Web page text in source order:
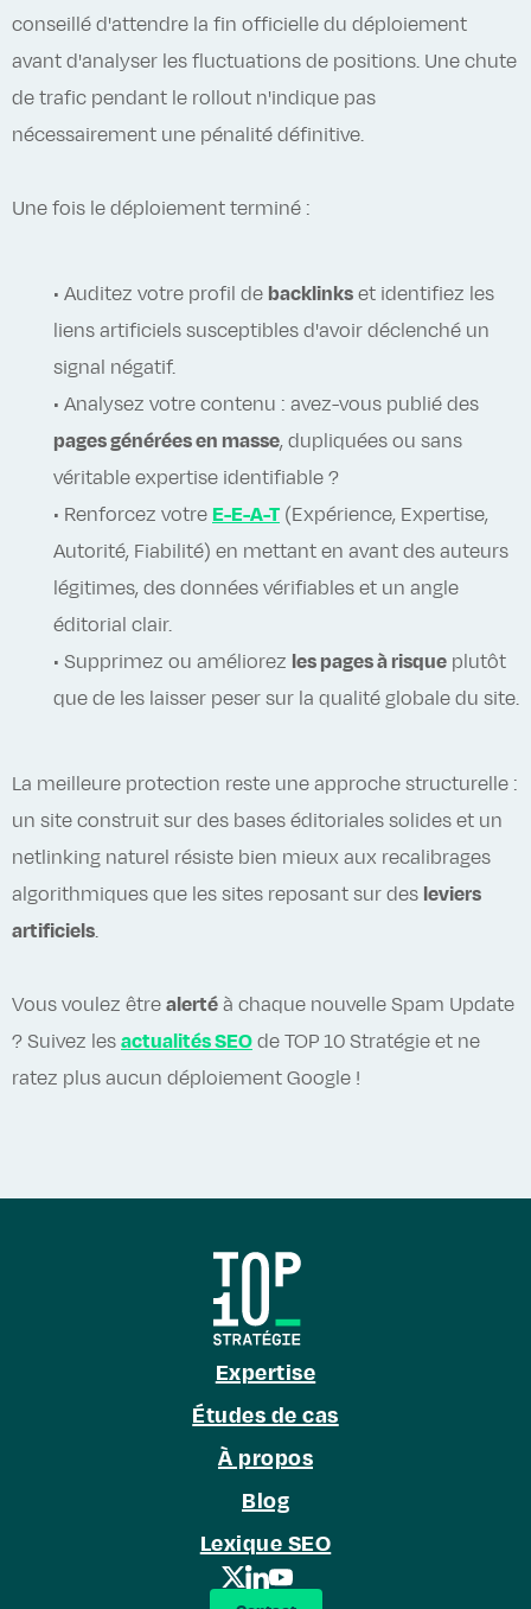
conseillé d'attendre la fin officielle du déploiement
avant d'analyser les fluctuations de positions. Une chute
de trafic pendant le rollout n'indique pas
nécessairement une pénalité définitive.
Une fois le déploiement terminé :
• Auditez votre profil de backlinks et identifiez les
liens artificiels susceptibles d'avoir déclenché un
signal négatif.
• Analysez votre contenu : avez-vous publié des
pages générées en masse, dupliquées ou sans
véritable expertise identifiable ?
• Renforcez votre E-E-A-T (Expérience, Expertise,
Autorité, Fiabilité) en mettant en avant des auteurs
légitimes, des données vérifiables et un angle
éditorial clair.
• Supprimez ou améliorez les pages à risque plutôt
que de les laisser peser sur la qualité globale du site.
La meilleure protection reste une approche structurelle :
un site construit sur des bases éditoriales solides et un
netlinking naturel résiste bien mieux aux recalibrages
algorithmiques que les sites reposant sur des leviers
artificiels.
Vous voulez être alerté à chaque nouvelle Spam Update
? Suivez les actualités SEO de TOP 10 Stratégie et ne
ratez plus aucun déploiement Google !
Expertise
Études de cas
À propos
Blog
Lexique SEO